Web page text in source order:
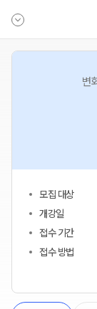
변
모집 대상
개강일
접수 기간
접수 방법